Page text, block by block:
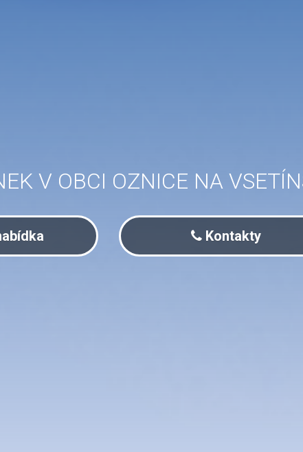
V OBCI OZNICE NA
Kontakty